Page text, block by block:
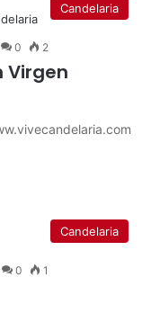
Candelaria
0 2
Virgen
Candelaria
0 1